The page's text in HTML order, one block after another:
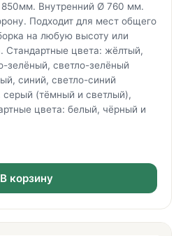
Внутренний Ø 760 мм.
Подходит для мест общего
на любую высоту или
Стандартные цвета: жёлтый,
зелёный, светло-зелёный
синий, светло-синий
серый (тёмный и светлый),
цвета: белый, чёрный и
В корзину